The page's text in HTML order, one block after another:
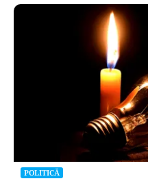
POLITICĂ